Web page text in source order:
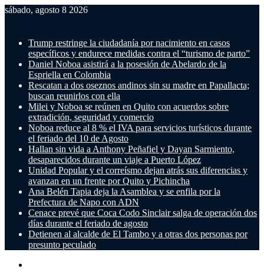
sábado, agosto 8 2026
Trump restringe la ciudadanía por nacimiento en casos
específicos y endurece medidas contra el “turismo de parto”
Daniel Noboa asistirá a la posesión de Abelardo de la
Espriella en Colombia
Rescatan a dos oseznos andinos sin su madre en Papallacta;
buscan reunirlos con ella
Milei y Noboa se reúnen en Quito con acuerdos sobre
extradición, seguridad y comercio
Noboa reduce al 8 % el IVA para servicios turísticos durante
el feriado del 10 de Agosto
Hallan sin vida a Anthony Peñafiel y Dayan Sarmiento,
desaparecidos durante un viaje a Puerto López
Unidad Popular y el correísmo dejan atrás sus diferencias y
avanzan en un frente por Quito y Pichincha
Ana Belén Tapia deja la Asamblea y se enfila por la
Prefectura de Napo con ADN
Cenace prevé que Coca Codo Sinclair salga de operación dos
días durante el feriado de agosto
Detienen al alcalde de El Tambo y a otras dos personas por
presunto peculado